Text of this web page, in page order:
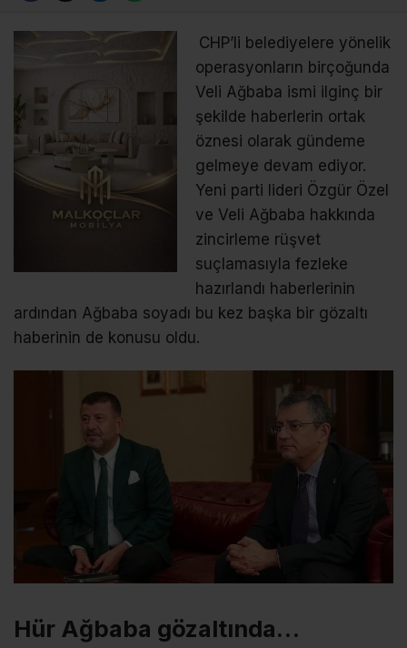
CHP’li belediyelere yönelik
operasyonların birçoğunda
Veli Ağbaba ismi ilginç bir
şekilde haberlerin ortak
öznesi olarak gündeme
gelmeye devam ediyor.
Yeni parti lideri Özgür Özel
ve Veli Ağbaba hakkında
zincirleme rüşvet
suçlamasıyla fezleke
hazırlandı haberlerinin
ardından Ağbaba soyadı bu kez başka bir gözaltı
haberinin de konusu oldu.
Hür Ağbaba gözaltında…